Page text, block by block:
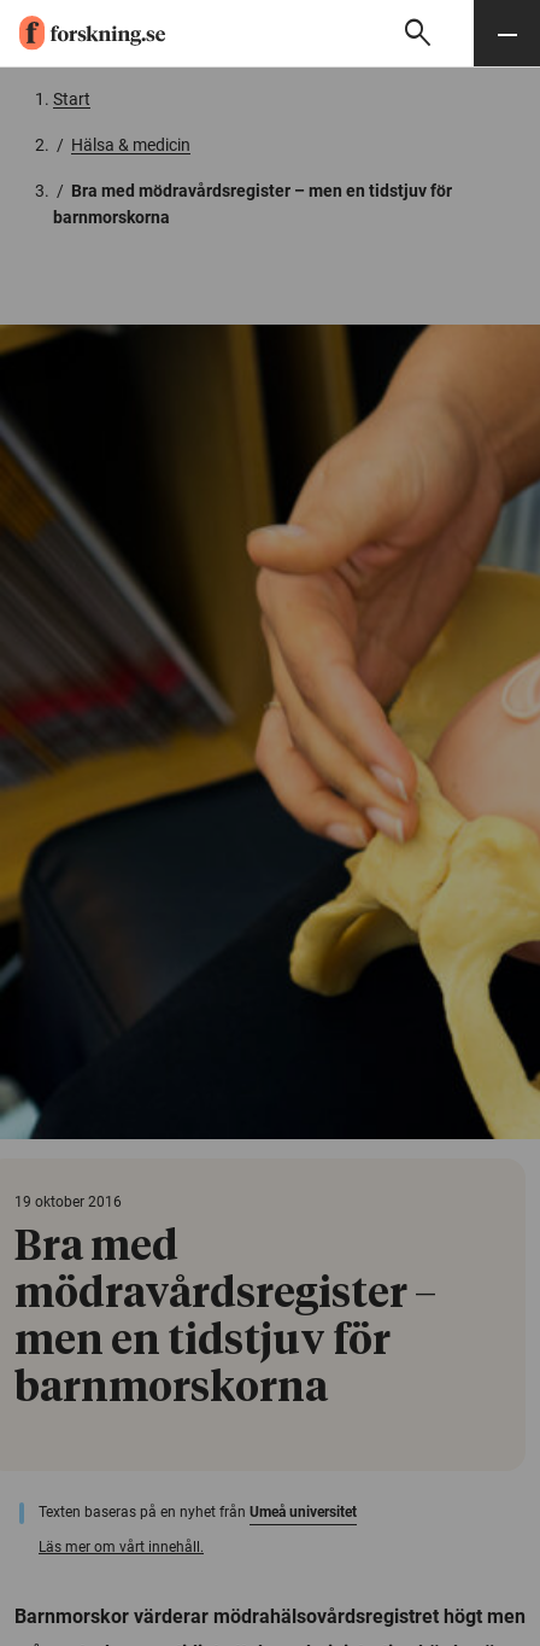
Söksearch Meny
Start
/ Hälsa & medicin
/ Bra med mödravårdsregister – men en tidstjuv för
barnmorskorna
19 oktober 2016
Bra med
mödravårdsregister –
men en tidstjuv för
barnmorskorna
Texten baseras på en nyhet från Umeå universitet
Läs mer om vårt innehåll.
Barnmorskor värderar mödrahälsovårdsregistret högt men